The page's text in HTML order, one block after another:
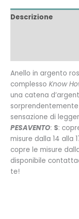
Descrizione
Anello in argento
complessoKnow
una catena
sensazione di
PESAVENTO: S:
misure dalla 14 alla
copre le misure
disponibile
te!